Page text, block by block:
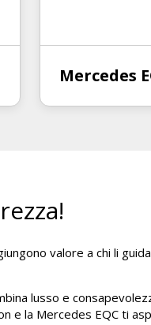
Mercedes
valore a chi li
lusso e
e la Mercedes EQC ti